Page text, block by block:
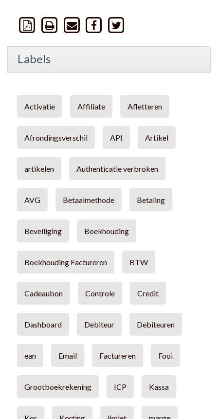
Labels
Activatie Affiliate Afletteren
Afrondingsverschil API Artikel
artikelen Authenticatie verbroken
AVG Betaalmethode Betaling
Beveiliging Boekhouding
Boekhouding Factureren BTW
Cadeaubon Controle Credit
Dashboard Debiteur Debiteuren
ean Email Factureren Fooi
Grootboekrekening ICP Kassa